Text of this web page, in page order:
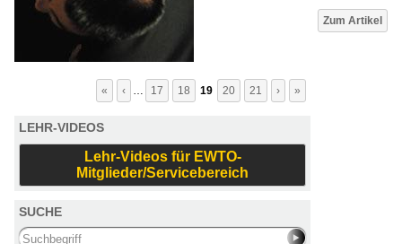
Zum Artikel
Seiten
« ‹ … 17 18 19 20 21 › »
LEHR-VIDEOS
Lehr-Videos für EWTO-
Mitglieder/Servicebereich
SUCHE
Search this site